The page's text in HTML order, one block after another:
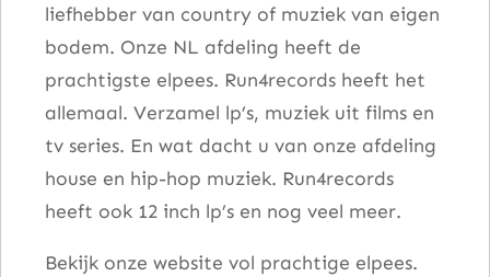
liefhebber van country of muziek van eigen
bodem. Onze NL afdeling heeft de
prachtigste elpees. Run4records heeft het
allemaal. Verzamel lp’s, muziek uit films en
tv series. En wat dacht u van onze afdeling
house en hip-hop muziek. Run4records
heeft ook 12 inch lp’s en nog veel meer.
Bekijk onze website vol prachtige elpees.